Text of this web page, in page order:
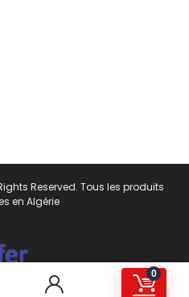
0
Reserved. Tous les produits
en Algérie